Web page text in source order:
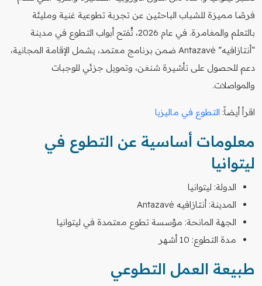
فرصًا مميزة للشباب الباحثين عن تجربة تطوعية غنية ومليئة
بالتعلم والمغامرة. في عام 2026، تُفتح أبواب التطوع في مدينة
“أنتازافيه” Antazavė ضمن برنامج معتمد، يشمل الإقامة المجانية،
دعم للحصول على تأشيرة شنغن، وتمويل جزئي للوجبات
والمواصلات.
اقرأ أيضاً: التطوع في ماليزيا
معلومات أساسية عن التطوع في
ليتوانيا
الدولة: ليتوانيا
المدينة: أنتازافيه Antazavė
الجهة المانحة: مؤسسة تطوع معتمدة في ليتوانيا
مدة التطوع: 10 أشهر
طبيعة العمل التطوعي